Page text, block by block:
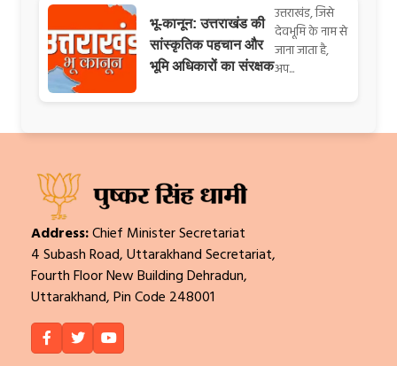
भू-कानून: उत्तराखंड की
सांस्कृतिक पहचान और
भूमि अधिकारों का संरक्षक
उत्तराखंड, जिसे
देवभूमि के नाम से
जाना जाता है,
अप...
Address:Chief Minister Secretariat
4 Subash Road, Uttarakhand Secretariat,
Fourth Floor New Building Dehradun,
Uttarakhand, Pin Code 248001